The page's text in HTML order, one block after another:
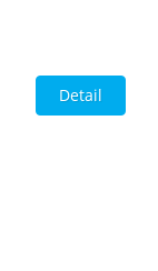
Detail